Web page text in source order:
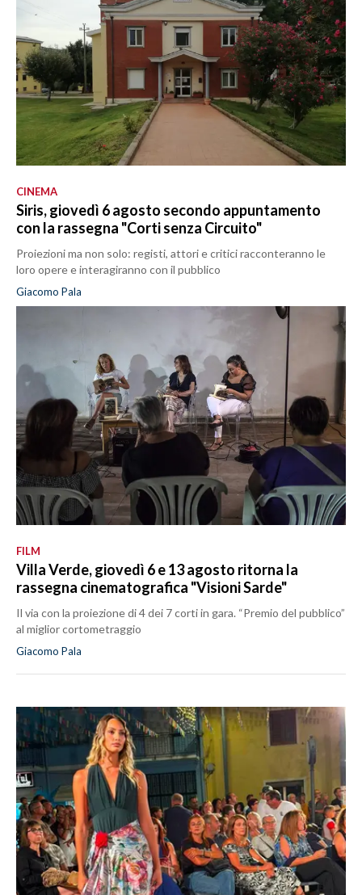
CINEMA
Siris, giovedì 6 agosto secondo appuntamento
con la rassegna "Corti senza Circuito"
Proiezioni ma non solo: registi, attori e critici racconteranno le
loro opere e interagiranno con il pubblico
Giacomo Pala
FILM
Villa Verde, giovedì 6 e 13 agosto ritorna la
rassegna cinematografica "Visioni Sarde"
Il via con la proiezione di 4 dei 7 corti in gara. “Premio del pubblico”
al miglior cortometraggio
Giacomo Pala